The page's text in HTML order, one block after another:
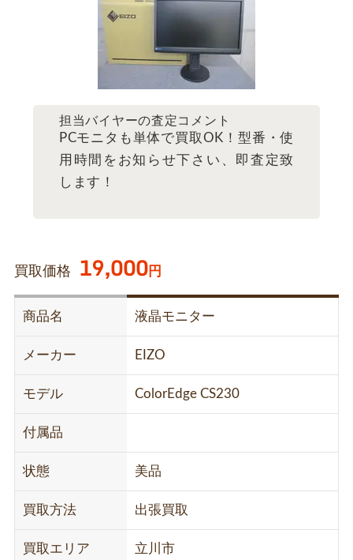
担当バイヤーの査定コメント
PCモニタも単体で買取OK！型番・使
用時間をお知らせ下さい、即査定致
します！
買取価格 19,000円
商品名 液晶モニター
メーカー EIZO
モデル ColorEdge CS230
付属品
状態 美品
買取方法 出張買取
買取エリア 立川市